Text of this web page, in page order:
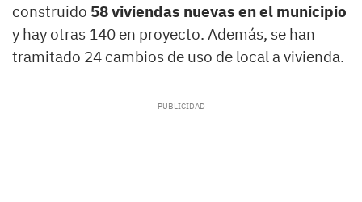
construido 58 viviendas nuevas en el municipio
y hay otras 140 en proyecto. Además, se han
tramitado 24 cambios de uso de local a vivienda.